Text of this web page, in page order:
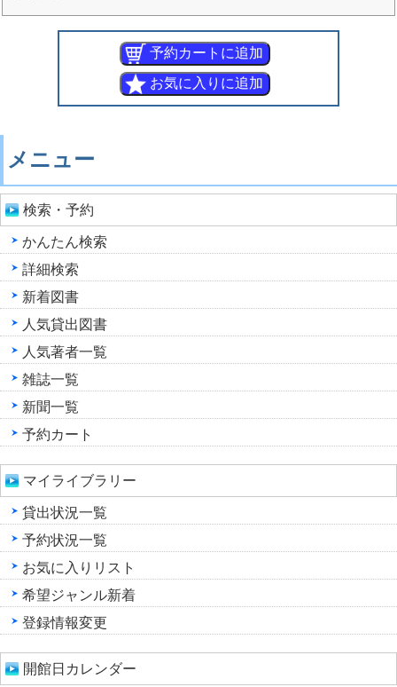
メニュー
検索・予約
かんたん検索
詳細検索
新着図書
人気貸出図書
人気著者一覧
雑誌一覧
新聞一覧
予約カート
マイライブラリー
貸出状況一覧
予約状況一覧
お気に入りリスト
希望ジャンル新着
登録情報変更
開館日カレンダー